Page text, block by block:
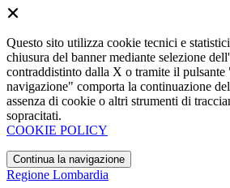
Questo sito utilizza cookie tecnici e
chiusura del banner mediante selezione
contraddistinto dalla X o tramite il pulsante
navigazione" comporta la continuazione
assenza di cookie o altri strumenti di
sopracitati.
COOKIE POLICY
Continua la navigazione
Regione Lombardia